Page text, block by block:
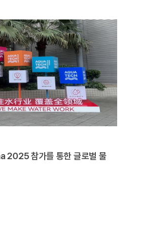
2025 참가를 통한 글로벌 물